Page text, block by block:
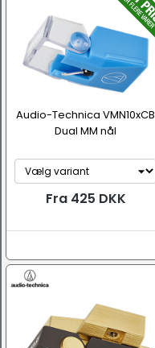
Audio-Technica VMN10xCB
Dual MM nål
Fra 425 DKK